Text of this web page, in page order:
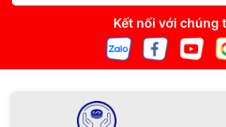
Kết nối với chúng